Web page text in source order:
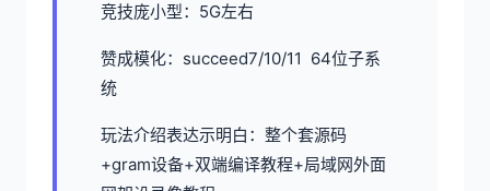
竞技庞小型：5G左右
赞成模化：succeed7/10/11 64位子系
统
玩法介绍表达示明白：整个套源码
+gram设备+双端编译教程+局域网外面